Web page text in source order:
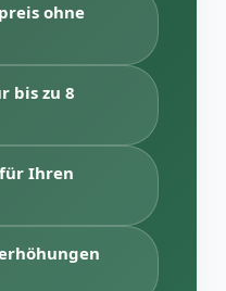
ohne
bis zu 8
Ihren